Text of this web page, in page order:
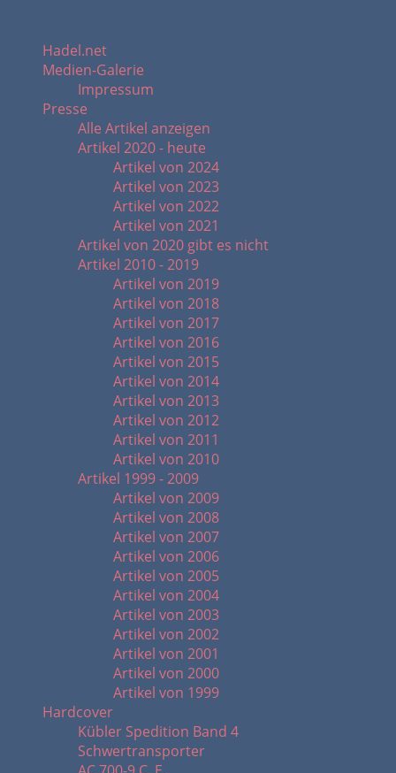
Hadel.net
Medien-Galerie
Impressum
Presse
Alle Artikel anzeigen
Artikel 2020 - heute
Artikel von 2024
Artikel von 2023
Artikel von 2022
Artikel von 2021
Artikel von 2020 gibt es nicht
Artikel 2010 - 2019
Artikel von 2019
Artikel von 2018
Artikel von 2017
Artikel von 2016
Artikel von 2015
Artikel von 2014
Artikel von 2013
Artikel von 2012
Artikel von 2011
Artikel von 2010
Artikel 1999 - 2009
Artikel von 2009
Artikel von 2008
Artikel von 2007
Artikel von 2006
Artikel von 2005
Artikel von 2004
Artikel von 2003
Artikel von 2002
Artikel von 2001
Artikel von 2000
Artikel von 1999
Hardcover
Kübler Spedition Band 4
Schwertransporter